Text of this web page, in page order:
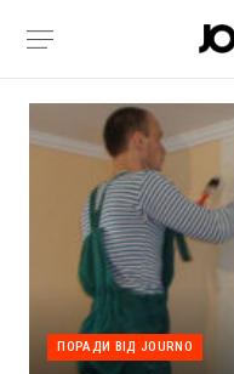
ПОРАДИ ВІД JOURNO